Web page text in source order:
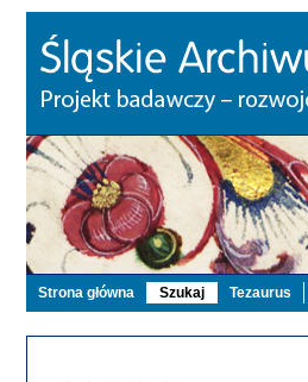
Strona główna Szukaj Tezaurus